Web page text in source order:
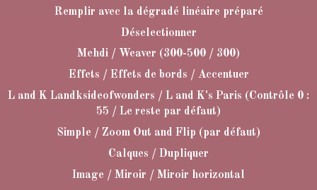
Remplir avec la dégradé linéaire préparé
Déselectionner
Mehdi / Weaver (300-500 / 300)
Effets / Effets de bords / Accentuer
L and K Landksideofwonders / L and K's Paris (Contrôle 0 :
55 / Le reste par défaut)
Simple / Zoom Out and Flip (par défaut)
Calques / Dupliquer
Image / Miroir / Miroir horizontal